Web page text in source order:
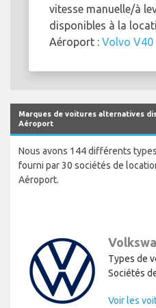
vitesse manuelle/à
disponibles à la
Aéroport : Volvo V40
Marques de voitures alternatives
Aéroport
Nous avons 144 différents
fourni par 30 sociétés de
Aéroport.
Types de
Sociétés